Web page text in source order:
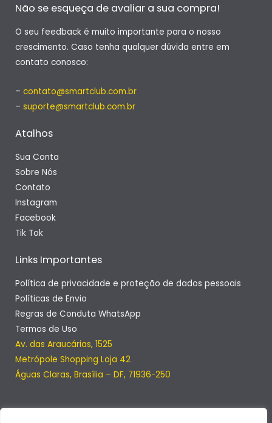
Não se esqueça de avaliar a sua compra!
O seu feedback é muito importante para o nosso
crescimento. Caso tenha qualquer dúvida entre em
contato conosco:
– contato@smartclub.com.br
– suporte@smartclub.com.br
Atalhos
Sua Conta
Sobre Nós
Contato
Instagram
Facebook
Tik Tok
Links Importantes
Política de privacidade e proteção de dados pessoais
Políticas de Envio
Regras de Conduta WhatsApp
Termos de Uso
Av. das Araucárias, 1525
Metrópole Shopping Loja 42
Águas Claras, Brasília – DF, 71936-250